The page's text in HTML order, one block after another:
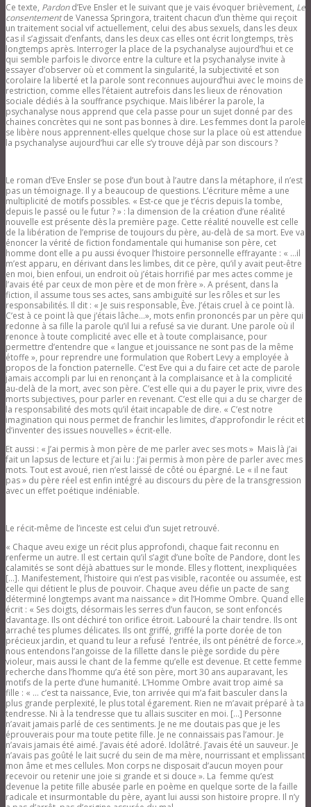
Ce texte, Pardond’Eve Ensler et le suivant que je vais évoquer brièvement, Le
consentementde Vanessa Springora, traitent chacun d’un thème qui reçoit
un traitement social vif actuellement, celui des abus sexuels, dans les deux
cas il s’agissait d’enfants, dans les deux cas elles ont écrit longtemps, très
longtemps après. Interroger la place de la psychanalyse aujourd’hui et ce
qui semble parfois le divorce entre la culture et la psychanalyse invite à
essayer d’observer où et comment la singularité, la subjectivité et son
corolaire la liberté et la parole sont reconnues aujourd’hui avec le moins de
restriction, comme elles l’étaient autrefois dans les lieux de rénovation
sociale dédiés à la souffrance psychique. Mais libérer la parole, la
psychanalyse nous apprend que cela passe pour un sujet donné par des
chaines concrètes qui ne sont pas bonnes à dire. Les femmes dont la parole
se libère nous apprennent-elles quelque chose sur la place où est attendue
la psychanalyse aujourd’hui car elle s’y trouve déjà par son discours ?
Le roman d’Eve Ensler se pose d’un bout à l’autre dans la métaphore, il n’est
pas un témoignage. Il y a beaucoup de questions. L’écriture même a une
multiplicité de motifs possibles. « Est-ce que je t’écris depuis la tombe,
depuis le passé ou le futur ? » : la dimension de la création d’une réalité
nouvelle est présente dès la première page. Cette réalité nouvelle est celle
de la libération de l’emprise de toujours du père, au-delà de sa mort. Eve va
énoncer la vérité de fiction fondamentale qui humanise son père, cet
homme dont elle a pu aussi évoquer l’histoire personnelle effrayante : « …il
m’est apparu, en dérivant dans les limbes, dit ce père, qu’il y avait peut-être
en moi, bien enfoui, un endroit où j’étais horrifié par mes actes comme je
l’avais été par ceux de mon père et de mon frère ». A présent, dans la
fiction, il assume tous ses actes, sans ambiguïté sur les rôles et sur les
responsabilités. Il dit : « Je suis responsable, Ève. J’étais cruel à ce point là.
C’est à ce point là que j’étais lâche…», mots enfin prononcés par un père qui
redonne à sa fille la parole qu’il lui a refusé sa vie durant. Une parole où il
renonce à toute complicité avec elle et à toute complaisance, pour
permettre d’entendre que « langue et jouissance ne sont pas de la même
étoffe », pour reprendre une formulation que Robert Levy a employée à
propos de la fonction paternelle. C’est Eve qui a du faire cet acte de parole
jamais accompli par lui en renonçant à la complaisance et à la complicité
au-delà de la mort, avec son père. C’est elle qui a du payer le prix, vivre des
morts subjectives, pour parler en revenant. C’est elle qui a du se charger de
la responsabilité des mots qu’il était incapable de dire. « C’est notre
imagination qui nous permet de franchir les limites, d’approfondir le récit et
d’inventer des issues nouvelles » écrit-elle.
Et aussi : « J’ai permis à mon père de me parler avec ses mots » Mais là j’ai
fait un lapsus de lecture et j’ai lu : J’ai permis à mon père de parler avec mes
mots. Tout est avoué, rien n’est laissé de côté ou épargné. Le « il ne faut
pas » du père réel est enfin intégré au discours du père de la transgression
avec un effet poétique indéniable.
Le récit-même de l’inceste est celui d’un sujet retrouvé.
« Chaque aveu exige un récit plus approfondi, chaque fait reconnu en
renferme un autre. Il est certain qu’il s’agit d’une boîte de Pandore, dont les
calamités se sont déjà abattues sur le monde. Elles y flottent, inexpliquées
[…]. Manifestement, l’histoire qui n’est pas visible, racontée ou assumée, est
celle qui détient le plus de pouvoir. Chaque aveu défie un pacte de sang
déterminé longtemps avant ma naissance » dit l’Homme Ombre. Quand elle
écrit : « Ses doigts, désormais les serres d’un faucon, se sont enfoncés
davantage. Ils ont déchiré ton orifice étroit. Labouré la chair tendre. Ils ont
arraché tes plumes délicates. Ils ont griffé, griffé la porte dorée de ton
précieux jardin, et quand tu leur a refusé l’entrée, ils ont pénétré de force.»,
nous entendons l’angoisse de la fillette dans le piège sordide du père
violeur, mais aussi le chant de la femme qu’elle est devenue. Et cette femme
recherche dans l’homme qu’a été son père, mort 30 ans auparavant, les
motifs de la perte d’une humanité. L’Homme Ombre avait trop aimé sa
fille : « … c’est ta naissance, Evie, ton arrivée qui m’a fait basculer dans la
plus grande perplexité, le plus total égarement. Rien ne m’avait préparé à ta
tendresse. Ni à la tendresse que tu allais susciter en moi. […] Personne
n’avait jamais parlé de ces sentiments. Je ne me doutais pas que je les
éprouverais pour ma toute petite fille. Je ne connaissais pas l’amour. Je
n’avais jamais été aimé. J’avais été adoré. Idolâtré. J’avais été un sauveur. Je
n’avais pas goûté le lait sucré du sein de ma mère, nourrissant et emplissant
mon âme et mes cellules. Mon corps ne disposait d’aucun moyen pour
recevoir ou retenir une joie si grande et si douce ». La femme qu’est
devenue la petite fille abusée parle en poème en quelque sorte de la faille
radicale et insurmontable du père, ayant lui aussi son histoire propre. Il n’y